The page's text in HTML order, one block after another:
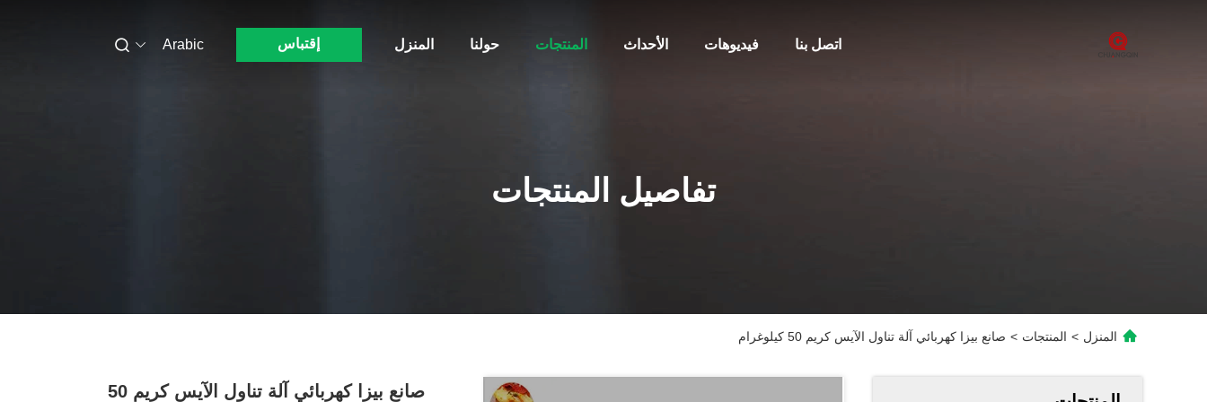
المنزل حولنا المنتجات الأحداث فيديوهات اتصل بنا إقتباس Arabic
تفاصيل المنتجات
المنزل > المنتجات > صانع بيزا كهربائي آلة تناول الآيس كريم 50 كيلوغرام
صانع بيزا كهربائي آلة تناول الآيس كريم 50